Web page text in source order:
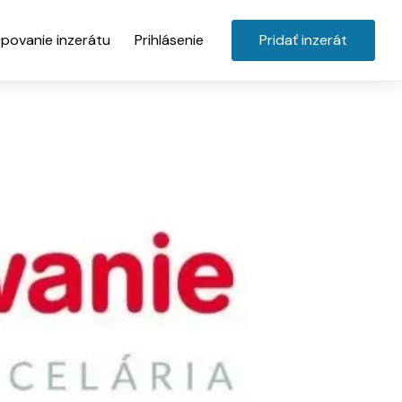
inzerátu Prihlásenie Pridať inzerát